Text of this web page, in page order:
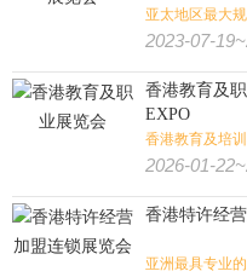
亚太地区最大
2023-07-
香港教育及
EXPO
香港教育及培
2026-01-
香港特许经
亚洲最具专业